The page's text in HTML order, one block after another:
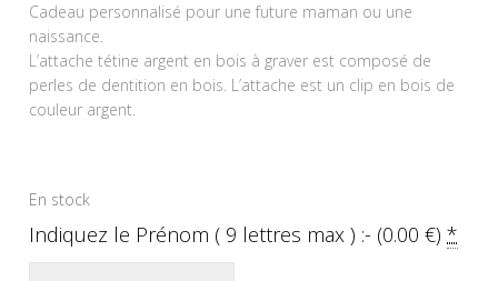
Cadeau personnalisé pour une future maman ou une
naissance.
L’attache tétine argent en bois à graver est composé de
perles de dentition en bois. L’attache est un clip en bois de
couleur argent.
En stock
Indiquez le Prénom ( 9 lettres max ) :- (0.00€)*